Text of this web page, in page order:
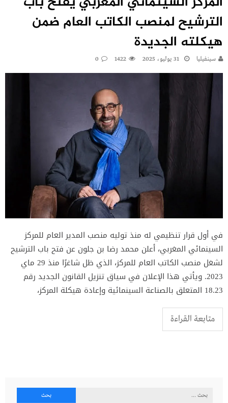
الترشيح لمنصب الكاتب العام ضمن
هيكلته الجديدة
سينفيليا 31 يوليو، 2025 1422
0
في أول قرار تنظيمي له منذ توليه منصب المدير العام للمركز
السينمائي المغربي، أعلن محمد رضا بن جلون عن فتح باب الترشيح
لشغل منصب الكاتب العام للمركز، الذي ظل شاغرًا منذ 29 ماي
2023. ويأتي هذا الإعلان في سياق تنزيل القانون الجديد رقم
18.23 المتعلق بالصناعة السينمائية وإعادة هيكلة المركز،
متابعة القراءة
البحث